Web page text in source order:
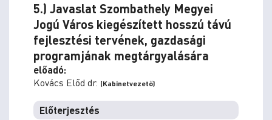
5.) Javaslat Szombathely Megyei
Jogú Város kiegészített hosszú távú
fejlesztési tervének, gazdasági
programjának megtárgyalására
előadó:
Kovács Előd dr. (Kabinetvezető)
Előterjesztés